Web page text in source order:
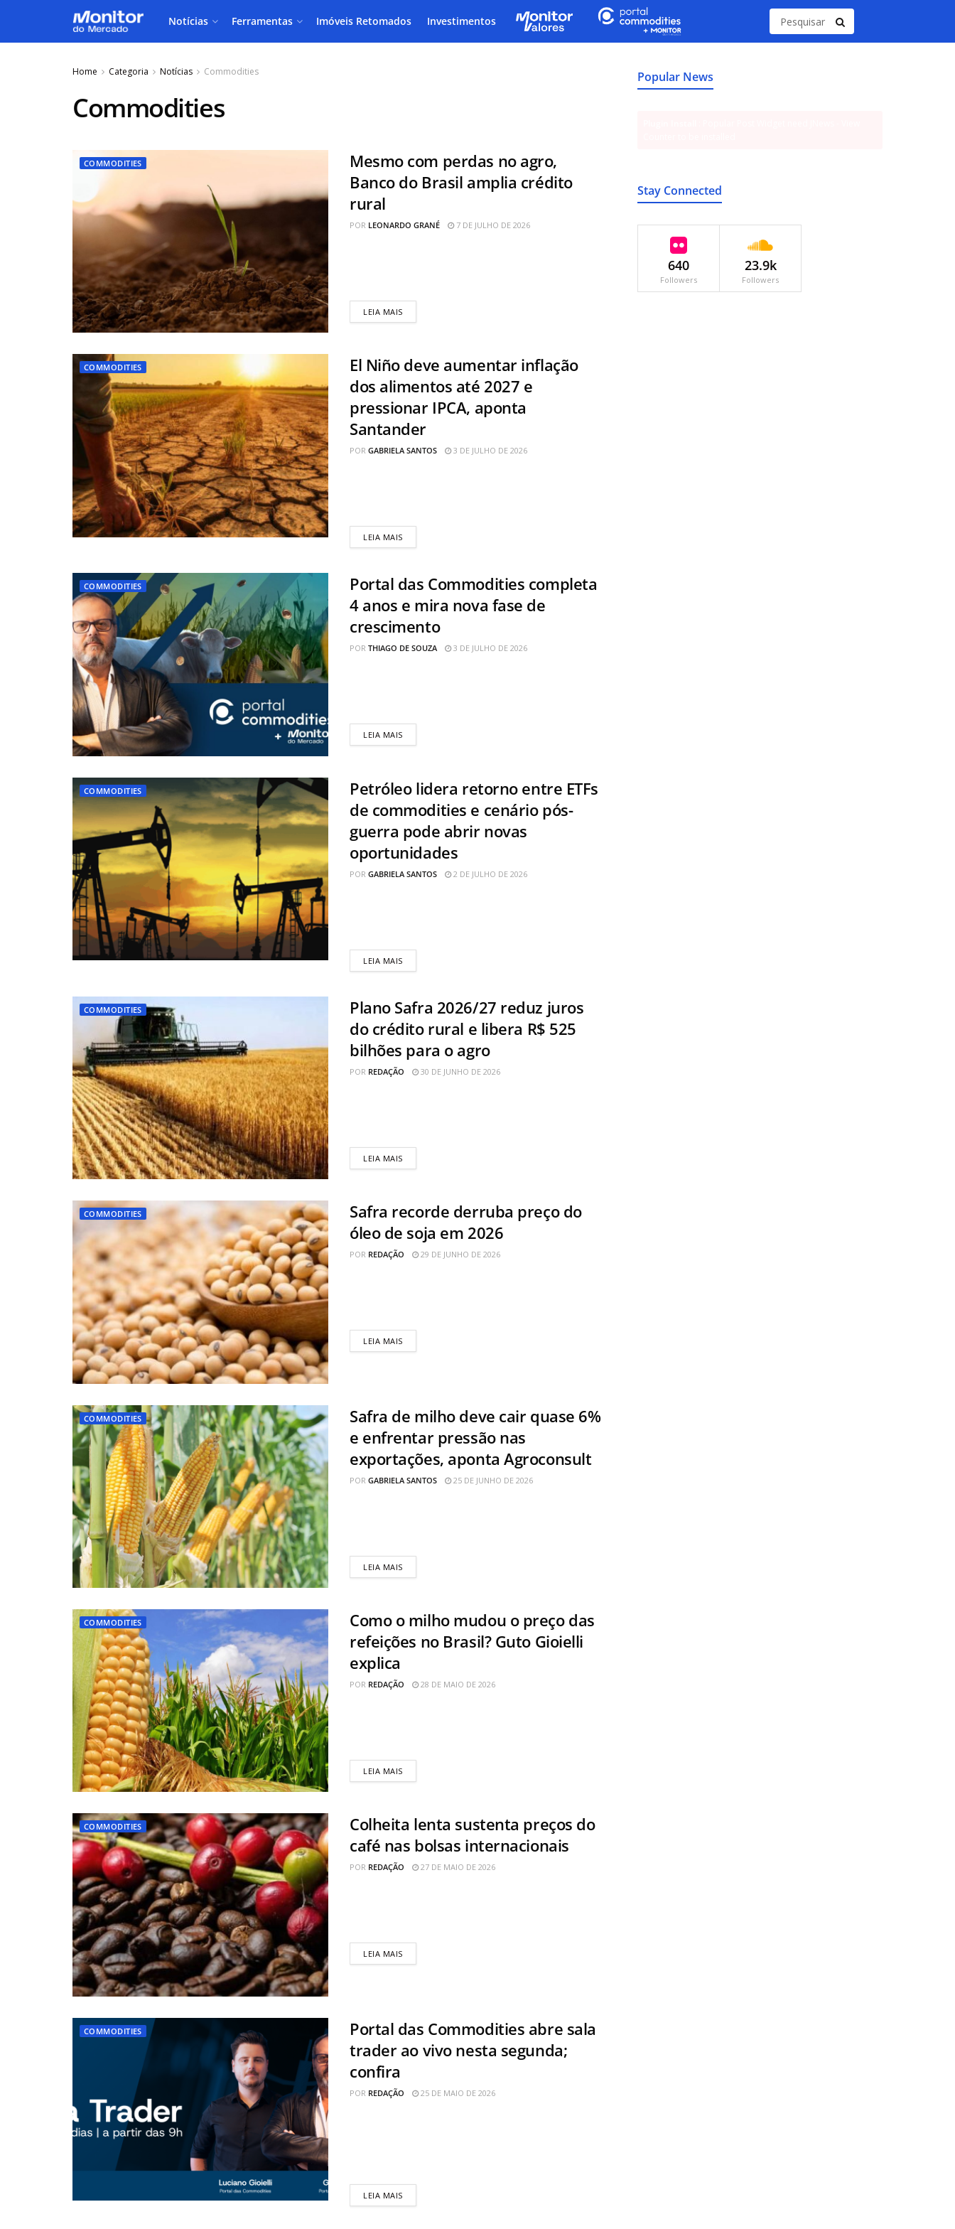
Notícias Ferramentas Imóveis Retomados Investimentos
Home Categoria Notícias Commodities
Commodities
COMMODITIES
Mesmo com perdas no agro,
Banco do Brasil amplia crédito
rural
POR LEONARDO GRANÉ 7 DE JULHO DE 2026
LEIA MAIS
COMMODITIES
El Niño deve aumentar inflação
dos alimentos até 2027 e
pressionar IPCA, aponta
Santander
POR GABRIELA SANTOS 3 DE JULHO DE 2026
LEIA MAIS
COMMODITIES
Portal das Commodities completa
4 anos e mira nova fase de
crescimento
POR THIAGO DE SOUZA 3 DE JULHO DE 2026
LEIA MAIS
COMMODITIES
Petróleo lidera retorno entre ETFs
de commodities e cenário pós-
guerra pode abrir novas
oportunidades
POR GABRIELA SANTOS 2 DE JULHO DE 2026
LEIA MAIS
COMMODITIES
Plano Safra 2026/27 reduz juros
do crédito rural e libera R$ 525
bilhões para o agro
POR REDAÇÃO 30 DE JUNHO DE 2026
LEIA MAIS
COMMODITIES
Safra recorde derruba preço do
óleo de soja em 2026
POR REDAÇÃO 29 DE JUNHO DE 2026
LEIA MAIS
COMMODITIES
Safra de milho deve cair quase 6%
e enfrentar pressão nas
exportações, aponta Agroconsult
POR GABRIELA SANTOS 25 DE JUNHO DE 2026
LEIA MAIS
COMMODITIES
Como o milho mudou o preço das
refeições no Brasil? Guto Gioielli
explica
POR REDAÇÃO 28 DE MAIO DE 2026
LEIA MAIS
COMMODITIES
Colheita lenta sustenta preços do
café nas bolsas internacionais
POR REDAÇÃO 27 DE MAIO DE 2026
LEIA MAIS
COMMODITIES
Portal das Commodities abre sala
trader ao vivo nesta segunda;
confira
POR REDAÇÃO 25 DE MAIO DE 2026
LEIA MAIS
Popular News
Stay Connected
640
Followers
23.9k
Followers